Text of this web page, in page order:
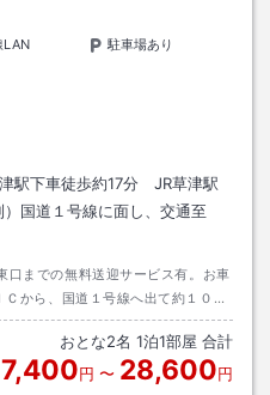
LAN
駐車場あり
駅下車徒歩約17分 JR草津駅
国道１号線に面し、交通至
口までの無料送迎サービス有。お車
から、国道１号線へ出て約１０
おとな2名 1泊1部屋 合計
7,400円 〜 28,600円